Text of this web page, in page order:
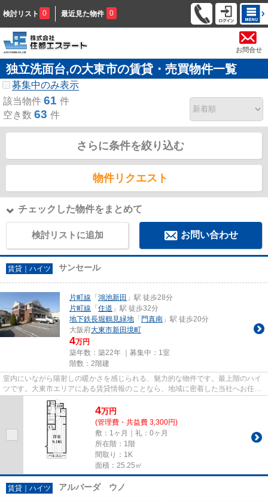
検討リスト 0 最近見た物件 0
お問合せ
独立洗面台,の大東市の賃貸・売買物件一覧
募集中のみ表示
該当物件 61 件
空き数 63 件
さらに条件を絞り込む
物件リクエスト
チェックした物件をまとめて
検討リストに追加 お問い合わせ
賃貸｜ハイツ サンセール
片町線 「 鴻池新田 」駅 徒歩28分
片町線 「 住道 」駅 徒歩32分
地下鉄長堀鶴見緑地 「 門真南 」駅 徒歩20分
大阪府大東市新田境町
4万円
築年数：築22年 ｜募集中： 1室
階数：2階建
室内にいながら陽射しの暖かさを感じられる、魅力的な物件です。最上階のハイ
ツです。大東市エリアにある賃貸情報のことなら、地域に密着した当社へお任せ
下さい。当社は、多種多様な...
4万円
(管理費・共益費 3,300円)
敷：1ヶ月｜礼：0ヶ月
所在階：1階
間取り：1K
面積：25.25㎡
賃貸｜ハイツ アルバーダ ウノ